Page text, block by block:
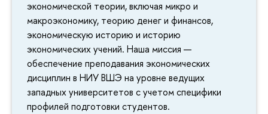
экономической теории, включая микро и
макроэкономику, теорию денег и финансов,
экономическую историю и историю
экономических учений. Наша миссия —
обеспечение преподавания экономических
дисциплин в НИУ ВШЭ на уровне ведущих
западных университетов с учетом специфики
профилей подготовки студентов.